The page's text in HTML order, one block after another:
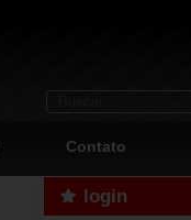
Contato
login